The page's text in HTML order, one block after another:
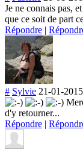
Je ne connais pas,
que ce soit de part
Répondre |
# Sylvie 21-01-
d'y retourner...
Répondre |